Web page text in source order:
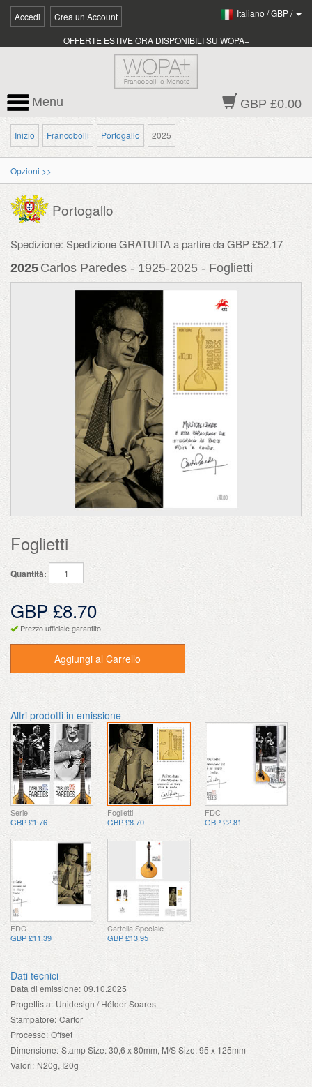
Accedi Crea un Account Italiano /GBP/
OFFERTE ESTIVE ORA DISPONIBILI SU WOPA+
GBP £0.00
Menu
Inizio Francobolli Portogallo 2025
Opzioni >>
Portogallo
Spedizione: Spedizione GRATUITA a partire da GBP £52.17
2025 Carlos Paredes - 1925-2025 - Foglietti
Foglietti
Quantità:
GBP £8.70
Prezzo ufficiale garantito
Aggiungi al Carrello
Altri prodotti in emissione
Serie
GBP £1.76
Foglietti
GBP £8.70
FDC
GBP £2.81
FDC
GBP £11.39
Cartella Speciale
GBP £13.95
Dati tecnici
Data di emissione: 09.10.2025
Progettista: Unidesign / Hélder Soares
Stampatore: Cartor
Processo: Offset
Dimensione: Stamp Size: 30,6 x 80mm, M/S Size: 95 x 125mm
Valori: N20g, I20g